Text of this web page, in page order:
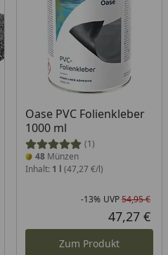
in ProzentPreis
Preis
Oase PVC Folienkleber
1000 ml
(1)
48Münzen
Inhalt: 1 l (47,27 €/l)
-13% UVP54,95 €
47,27 €
Zum Produkt